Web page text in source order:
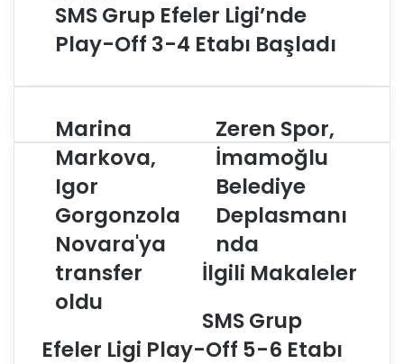
SMS Grup Efeler Ligi’nde
Play-Off 3-4 Etabı Başladı
M
a
i
a
M
a
r
o
a
Marina
Markova,
Igor
Gorgonzola
Novara'ya
transfer
oldu
Z
e
e
S
p
o
r
İ
m
a
Zeren Spor,
İmamoğlu
Belediye
Deplasmanı
nda
İlgili Makaleler
SMS Grup
Efeler Ligi Play-Off 5-6 Etabı